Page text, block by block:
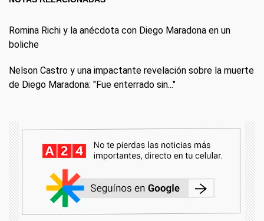
Romina Richi y la anécdota con Diego Maradona en un
boliche
Nelson Castro y una impactante revelación sobre la muerte
de Diego Maradona: "Fue enterrado sin..."